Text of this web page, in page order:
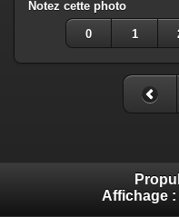
Notez cette photo
0 1
Affichage :